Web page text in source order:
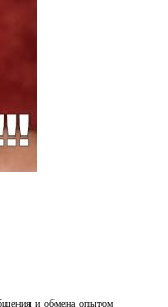
и обмена опытом